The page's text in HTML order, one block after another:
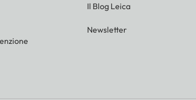
Il Blog Leica
Newsletter